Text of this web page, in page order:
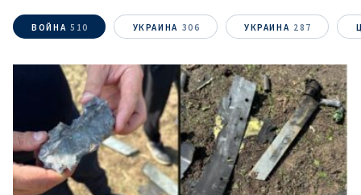
ВОЙНА 510 УКРАИНА 306 УКРАИНА 287